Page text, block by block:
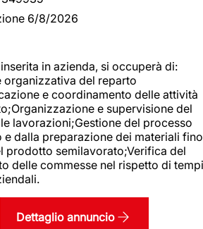
6/8/2026
in azienda, si occuperà di:
organizzativa del reparto
e coordinamento delle attività
e supervisione del
lavorazioni;Gestione del processo
dalla preparazione dei materiali fino
prodotto semilavorato;Verifica del
delle commesse nel rispetto di
Dettaglio annuncio